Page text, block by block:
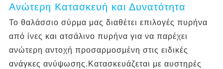
Ανώτερη Κατασκευή και Δυνατότητα
Το θαλάσσιο σύρμα μας διαθέτει επιλογές πυρήνα
από ίνες και ατσάλινο πυρήνα για να παρέχει
ανώτερη αντοχή προσαρμοσμένη στις ειδικές
ανάγκες ανύψωσης.Κατασκευάζεται με αυστηρές